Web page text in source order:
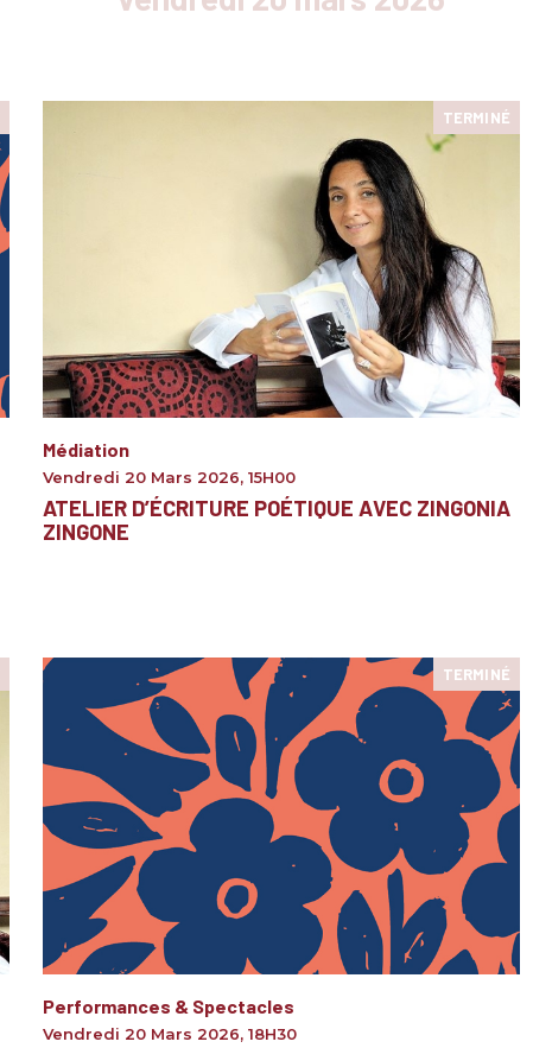
TERMINÉ
Médiation
Vendredi 20 Mars 2026, 15H00
ATELIER D’ÉCRITURE POÉTIQUE AVEC ZINGONIA
ZINGONE
TERMINÉ
Performances & Spectacles
Vendredi 20 Mars 2026, 18H30